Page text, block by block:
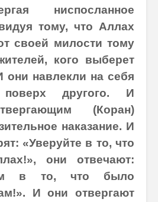
ниспосланное
тому, что Аллах
своей милости тому
кого выберет
они навлекли на себя
другого. И
(Коран)
наказание. И
«Уверуйте в то, что
они отвечают:
в то, что было
И они отвергают